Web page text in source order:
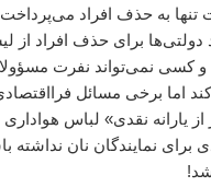
تنها به حذف افراد
برای حذف افراد از
کسی نمی‌تواند نفرت مسؤولان
اما برخی مسائل
یارانه نقدی» لباس
برای نمایندگان نان نداشته